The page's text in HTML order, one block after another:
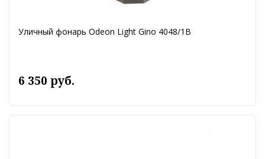
Уличный фонарь Odeon Light Gino 4048/1B
6 350 руб.